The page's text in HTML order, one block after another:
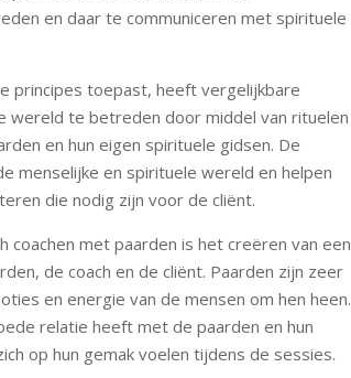
en daar te communiceren met spirituele
principes toepast, heeft vergelijkbare
wereld te betreden door middel van rituelen
en hun eigen spirituele gidsen. De
menselijke en spirituele wereld en helpen
die nodig zijn voor de cliënt.
coachen met paarden is het creëren van een
de coach en de cliënt. Paarden zijn zeer
en energie van de mensen om hen heen.
relatie heeft met de paarden en hun
op hun gemak voelen tijdens de sessies.